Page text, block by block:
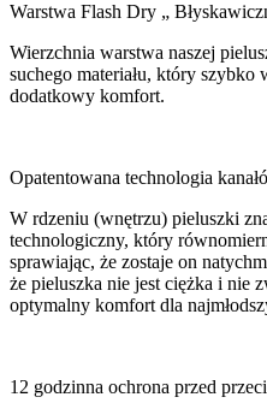
Warstwa Flash Dry „
Wierzchnia warstwa naszej
suchego materiału, który szybko
dodatkowy komfort.
Opatentowana technologia
W rdzeniu (wnętrzu) pieluszki
technologiczny, który
sprawiając, że zostaje on
że pieluszka nie jest ciężka i nie
optymalny komfort dla
12 godzinna ochrona przed